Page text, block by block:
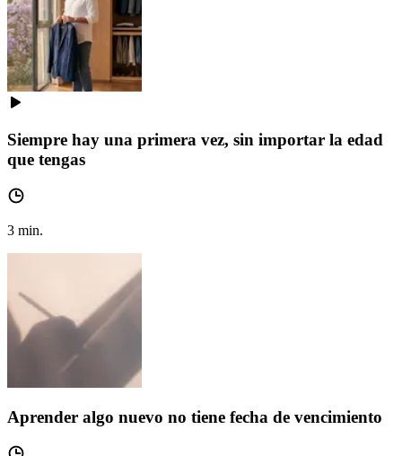
Siempre hay una primera vez, sin importar la edad
que tengas
3 min.
Aprender algo nuevo no tiene fecha de vencimiento